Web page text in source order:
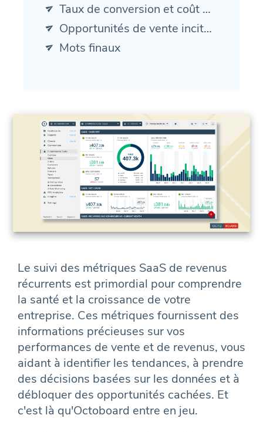
Taux de conversion et coût d'acquisition de clients (CAC)
Opportunités de vente incitative et de vente croisée
Mots finaux
Le suivi des métriques SaaS de revenus
récurrents est primordial pour comprendre
la santé et la croissance de votre
entreprise. Ces métriques fournissent des
informations précieuses sur vos
performances de vente et de revenus, vous
aidant à identifier les tendances, à prendre
des décisions basées sur les données et à
débloquer des opportunités cachées. Et
c'est là qu'Octoboard entre en jeu.